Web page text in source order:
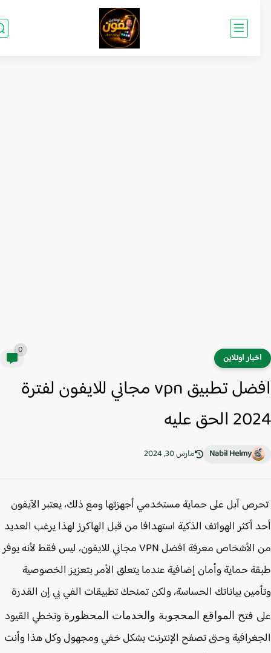
اونلاين
افضل تطبيق vpn مجاني للايفون لفترة
عليه
Nabil Helmy مارس 30, 2024
آبل على حماية مستخدمي أجهزتها ومع ذلك، يعتبر الآيفون
أكثر الهواتف الذكية استهدافا من قبل الهاكرز لهذا يرغب العديد
من الأشخاص معرفة افضل VPN مجاني للايفون، ليس فقط لأنه يوفر
حماية وأمان إضافية عندما يتعلق الأمر بتعزيز الخصوصية
بياناتك الحساسة، ولكن تمنحك تطبيقات الفي بي إن القدرة
فتح المواقع المحجوبة والخدمات المحظورةوتخطي القيود
وحتى تصفح الإنترنت بشكل خفي ومجهول وكل هذا وأنت